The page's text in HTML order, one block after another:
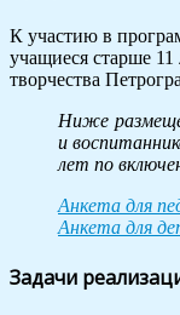
К участию в
учащиеся старше 11
творчества
Ниже
и
лет по
Анкета для
Анкета для
Задачи